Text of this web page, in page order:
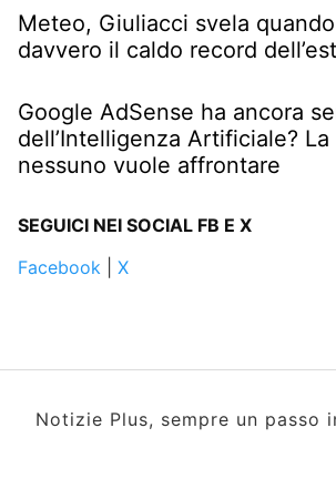
Meteo, Giuliacci svela
davvero il caldo record
Google AdSense ha ancora
dell’Intelligenza Artificiale?
nessuno vuole affrontare
SEGUICI NEI SOCIAL FB E X
Facebook
X
Notizie Plus, sempre un passo